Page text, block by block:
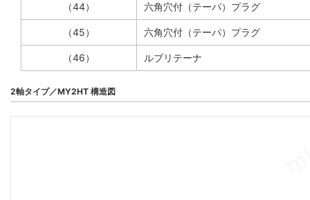
（44） 六角穴付（テーパ）プラグ
（45） 六角穴付（テーパ）プラグ
（46） ルブリテーナ
2軸タイプ／MY2HT 構造図